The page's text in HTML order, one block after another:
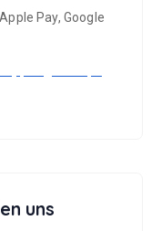
Pay, Google
uns